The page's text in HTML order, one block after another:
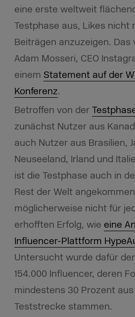
eine erste weltweit
Testphase aus, Likes nicht
Beiträgen anzuzeigen. Das
Adam Mosseri, CEO
einem Statement auf der
Konferenz.
Betroffen von der
zunächst Nutzer aus
auch Nutzer aus Brasilien,
Neuseeland, Irland und
ist die Testphase auch in
Rest der Welt
möglicherweise nicht für
erhofften Erfolg, wie eine
Influencer-Plattform
Untersucht wurde dafür
154.000 Influencer, deren
mindestens 30 Prozent
Teststrecke stammen.